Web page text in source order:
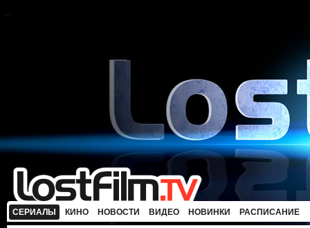
СЕРИАЛЫ КИНО НОВОСТИ ВИДЕО НОВИНКИ РАСПИСАНИЕ